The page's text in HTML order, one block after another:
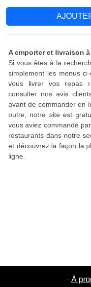
A emporter et livraison
Si vous êtes à la
simplement les menus
vous livrer vos repas
consulter nos avis
avant de commander en
outre, notre site est
vous aviez commandé
restaurants dans notre
et découvrez la façon la
ligne.
· À